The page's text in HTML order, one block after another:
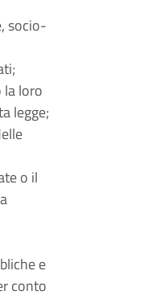
socio-
la loro
legge;
o il
e
conto